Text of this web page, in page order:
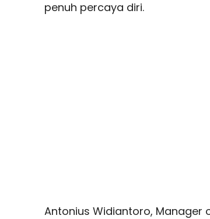
penuh percaya diri.
Antonius Widiantoro, Manager